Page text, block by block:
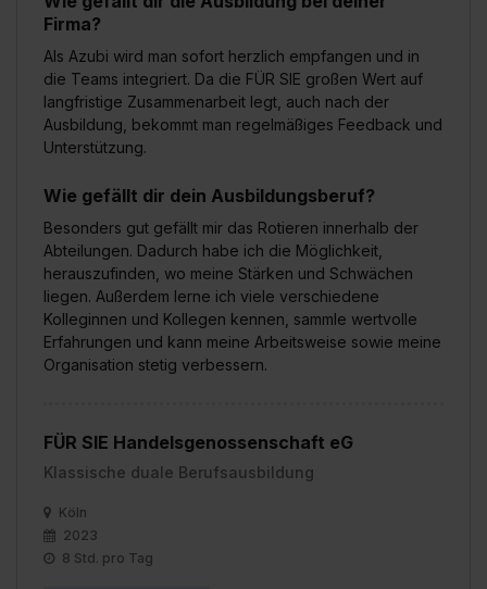
Firma?
Als Azubi wird man sofort herzlich empfangen und in
die Teams integriert. Da die FÜR SIE großen Wert auf
langfristige Zusammenarbeit legt, auch nach der
Ausbildung, bekommt man regelmäßiges Feedback und
Unterstützung.
Wie gefällt dir dein Ausbildungsberuf?
Besonders gut gefällt mir das Rotieren innerhalb der
Abteilungen. Dadurch habe ich die Möglichkeit,
herauszufinden, wo meine Stärken und Schwächen
liegen. Außerdem lerne ich viele verschiedene
Kolleginnen und Kollegen kennen, sammle wertvolle
Erfahrungen und kann meine Arbeitsweise sowie meine
Organisation stetig verbessern.
FÜR SIE Handelsgenossenschaft eG
Klassische duale Berufsausbildung
Köln
2023
8 Std. pro Tag